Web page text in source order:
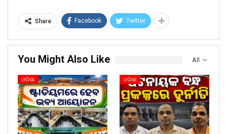
Share Facebook Twitter
All
You Might Also Like
ଓଡିଶା ଓଡିଶା